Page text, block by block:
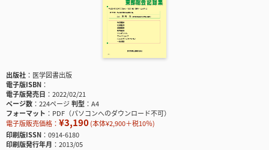
出版社
医学図書出版
電子版ISBN
電子版発売日
2022/02/21
ページ数
224ページ判型
A4
フォーマット
PDF（パソコンへのダウンロード不可）
電子版販売価格： ¥3,190(本体¥2,900＋税10％)
印刷版ISSN
0914-6180
印刷版発行年月
2013/05